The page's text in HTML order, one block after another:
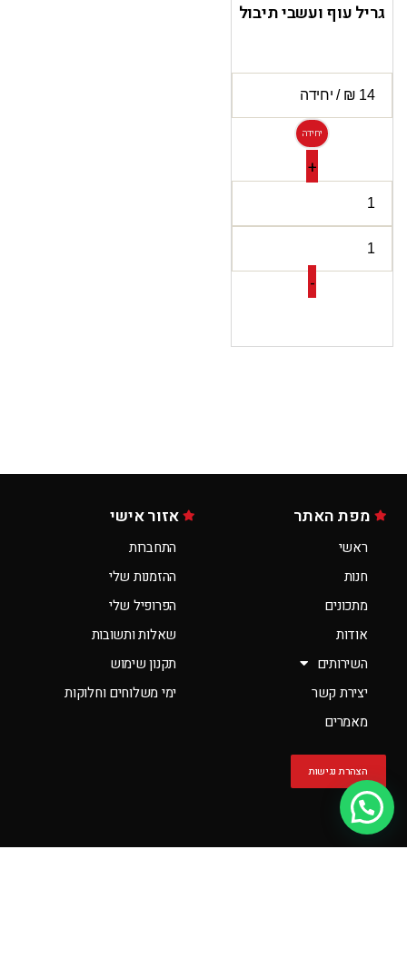
גריל עוף ועשבי תיבול
יחידה
+
-
מפת האתר
ראשי
חנות
מתכונים
אודות
השירותים
יצירת קשר
מאמרים
הצהרת נגישות
אזור אישי
התחברות
ההזמנות שלי
הפרופיל שלי
שאלות ותשובות
תקנון שימוש
ימי משלוחים וחלוקות